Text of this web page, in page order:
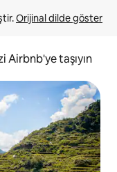
Orijinal dilde göster
Airbnb'ye taşıyın